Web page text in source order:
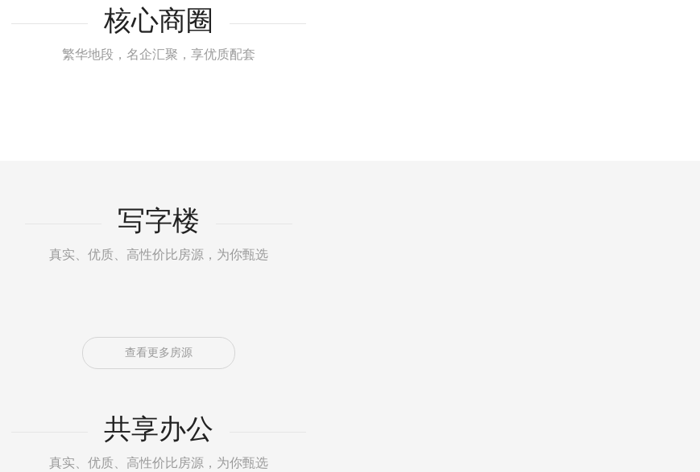
核心商圈
繁华地段，名企汇聚，享优质配套
写字楼
真实、优质、高性价比房源，为你甄选
查看更多房源
共享办公
真实、优质、高性价比房源，为你甄选